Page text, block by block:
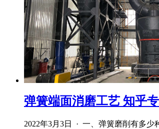
弹簧端面消磨工艺 知乎
2022年3月3日 · 一、弹簧磨削有多